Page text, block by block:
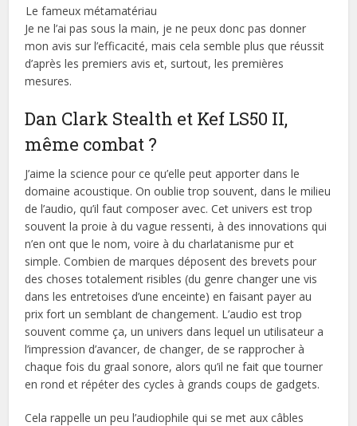
Le fameux métamatériau
Je ne l’ai pas sous la main, je ne peux donc pas donner
mon avis sur l’efficacité, mais cela semble plus que réussit
d’après les premiers avis et, surtout, les premières
mesures.
Dan Clark Stealth et Kef LS50 II,
même combat ?
J’aime la science pour ce qu’elle peut apporter dans le
domaine acoustique. On oublie trop souvent, dans le milieu
de l’audio, qu’il faut composer avec. Cet univers est trop
souvent la proie à du vague ressenti, à des innovations qui
n’en ont que le nom, voire à du charlatanisme pur et
simple. Combien de marques déposent des brevets pour
des choses totalement risibles (du genre changer une vis
dans les entretoises d’une enceinte) en faisant payer au
prix fort un semblant de changement. L’audio est trop
souvent comme ça, un univers dans lequel un utilisateur a
l’impression d’avancer, de changer, de se rapprocher à
chaque fois du graal sonore, alors qu’il ne fait que tourner
en rond et répéter des cycles à grands coups de gadgets.
Cela rappelle un peu l’audiophile qui se met aux câbles